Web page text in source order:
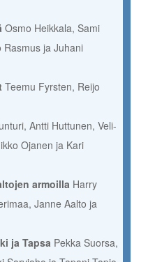
Osmo Heikkala, Sami
Rasmus ja Juhani
Teemu Fyrsten, Reijo
Antti Huttunen, Veli-
Ojanen ja Kari
armoilla Harry
Janne Aalto ja
ja Tapsa Pekka Suorsa,